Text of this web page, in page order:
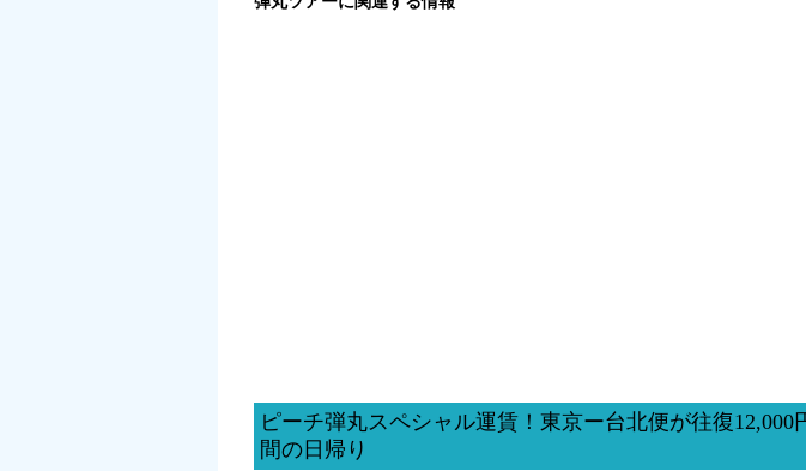
ピーチ弾丸スペシャル運賃！東京ー台北便が往復12,000
間の日帰り